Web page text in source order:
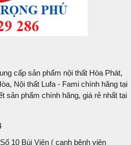
cấp sản phẩm nội thất Hòa Phát,
Nội thất Lufa - Fami chính hãng tại
sản phẩm chính hãng, giá rẻ nhất tại
10 Bùi Viện ( cạnh bệnh viện